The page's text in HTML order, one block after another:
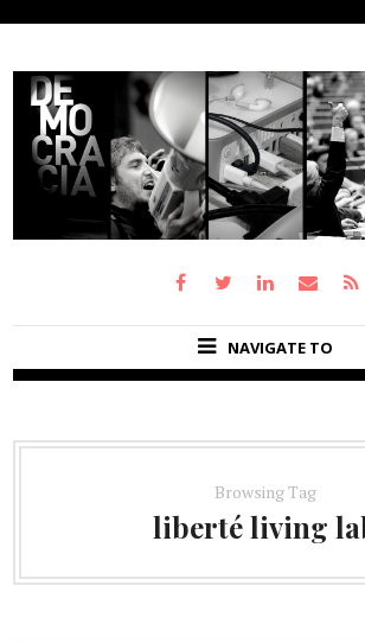
NAVIGATE TO
Browsing Tag
liberté living